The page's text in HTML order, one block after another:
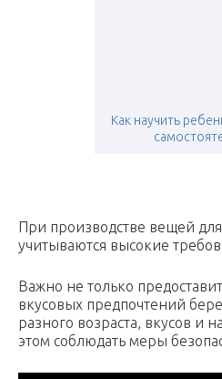
Как научить
При производстве вещей
учитываются высокие
Важно не только
вкусовых предпочтений
разного возраста, вкусов и
этом соблюдать меры